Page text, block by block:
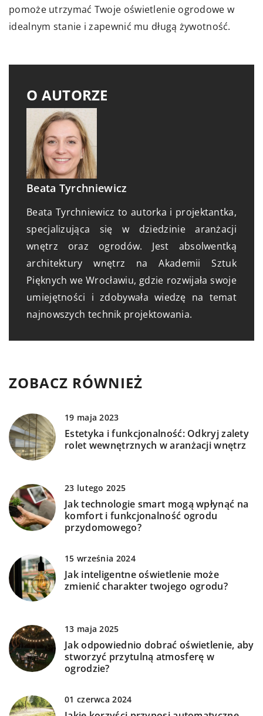
pomoże utrzymać Twoje oświetlenie ogrodowe w
idealnym stanie i zapewnić mu długą żywotność.
O AUTORZE
Beata Tyrchniewicz
Beata Tyrchniewicz to autorka i projektantka,
specjalizująca się w dziedzinie aranżacji
wnętrz oraz ogrodów. Jest absolwentką
architektury wnętrz na Akademii Sztuk
Pięknych we Wrocławiu, gdzie rozwijała swoje
umiejętności i zdobywała wiedzę na temat
najnowszych technik projektowania.
ZOBACZ RÓWNIEŻ
19 maja 2023
Estetyka i funkcjonalność: Odkryj zalety
rolet wewnętrznych w aranżacji wnętrz
23 lutego 2025
Jak technologie smart mogą wpłynąć na
komfort i funkcjonalność ogrodu
przydomowego?
15 września 2024
Jak inteligentne oświetlenie może
zmienić charakter twojego ogrodu?
13 maja 2025
Jak odpowiednio dobrać oświetlenie, aby
stworzyć przytulną atmosferę w
ogrodzie?
01 czerwca 2024